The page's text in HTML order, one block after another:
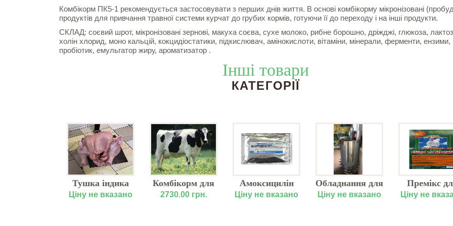
Комбікорм ПК5-1 рекомендується застосовувати з перших днів життя. В основі комбікорму мікронізовані
продуктів для привчання травної системи курчат до грубих кормів, готуючи її до переходу і на інші продукти.
СКЛАД: соєвий шрот, мікронізовані зернові, макуха соєва, сухе молоко, рибне борошно, дріжджі, глюкоза,
холін хлорид, моно кальцій, кокцидіостатики, підкислювач, амінокислоти, вітаміни, мінерали, ферменти, ензими,
пробіотик, емульгатор жиру, ароматизатор .
Інші товари
КАТЕГОРІЇ
Тушка індика
купити від
Ціну не вказано
Комбікорм для
ВРХ 100%
2730.00 грн.
Амоксицилін
10%
Ціну не вказано
Обладнання для
вигодовування
Ціну не вказано
Премікс
бройлерів
Ціну не